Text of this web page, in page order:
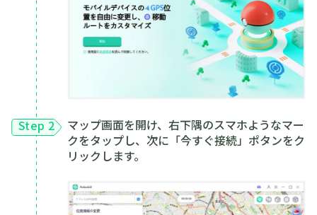
Step 2
マップ画面を開け、右下隅のスマホようなマー
クをタップし、次に「今すぐ接続」ポタンをク
リックします。